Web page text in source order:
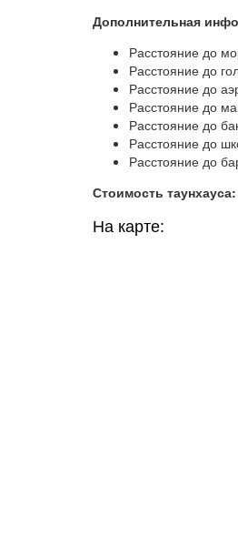
Дополнительная
Расстояние до
Расстояние до
Расстояние до
Расстояние до
Расстояние до
Расстояние до
Расстояние до
Стоимость таунхауса:
На карте: